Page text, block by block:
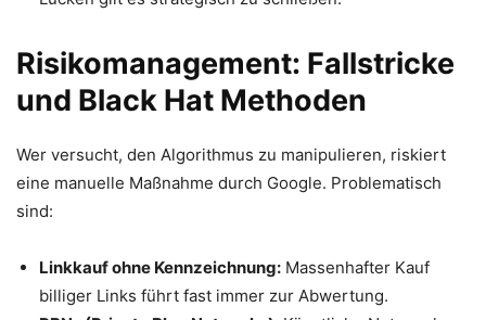
Risikomanagement: Fallstricke
und Black Hat Methoden
Wer versucht, den Algorithmus zu manipulieren, riskiert
eine manuelle Maßnahme durch Google. Problematisch
sind:
Linkkauf ohne Kennzeichnung: Massenhafter Kauf
billiger Links führt fast immer zur Abwertung.